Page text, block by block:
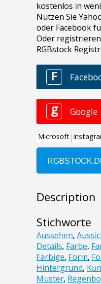
Description
Stichworte
Aussehen,
Details, Farbe,
Farbige, Form,
Hintergrund,
Muster,